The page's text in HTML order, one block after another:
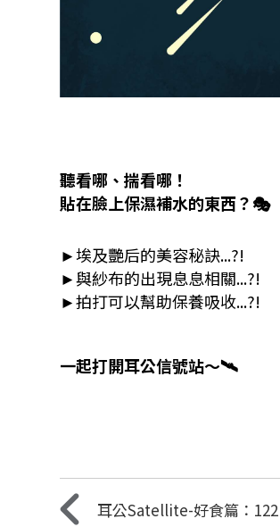
聽看哪、揣看哪！
貼在臉上保濕補水的東西？🎭
►埃及艷后的美容秘訣...?!
►與紗布的出現息息相關...?!
►拍打可以幫助保養吸收...?!
一起打開耳公信號站～🛰️
耳公Satellite-好食篇：122